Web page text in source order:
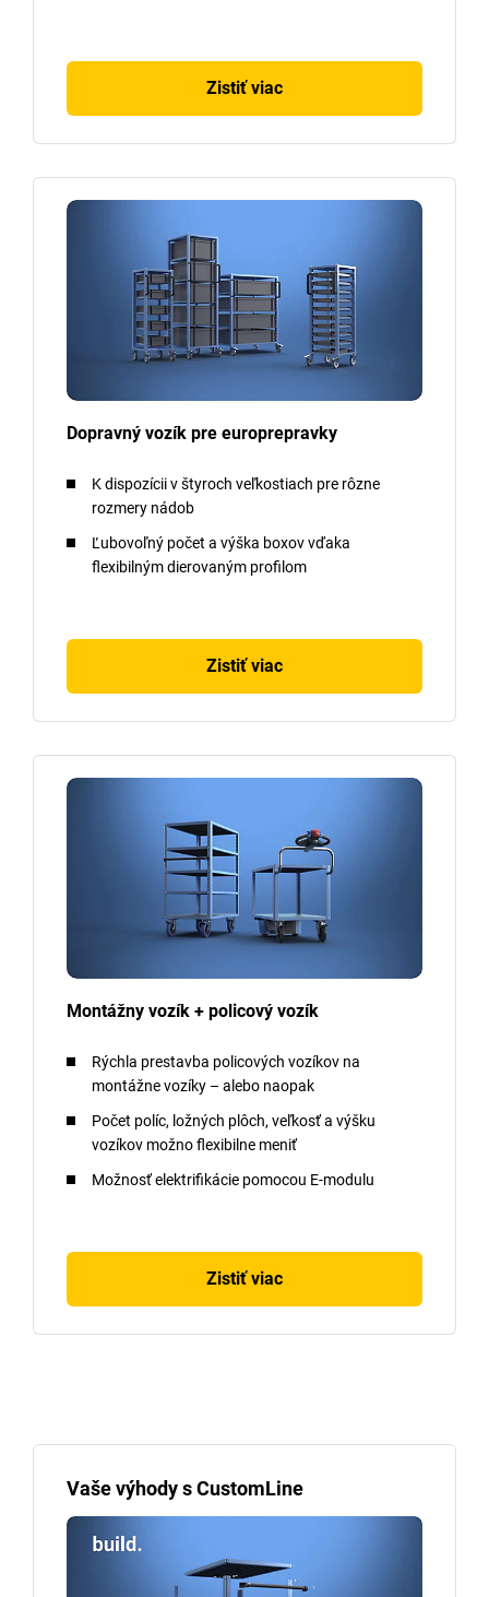
Zistiť viac
Dopravný vozík pre europrepravky
K dispozícii v štyroch veľkostiach pre rôzne
rozmery nádob
Ľubovoľný počet a výška boxov vďaka
flexibilným dierovaným profilom
Zistiť viac
Montážny vozík + policový vozík
Rýchla prestavba policových vozíkov na
montážne vozíky – alebo naopak
Počet políc, ložných plôch, veľkosť a výšku
vozíkov možno flexibilne meniť
Možnosť elektrifikácie pomocou E-modulu
Zistiť viac
Vaše výhody s CustomLine